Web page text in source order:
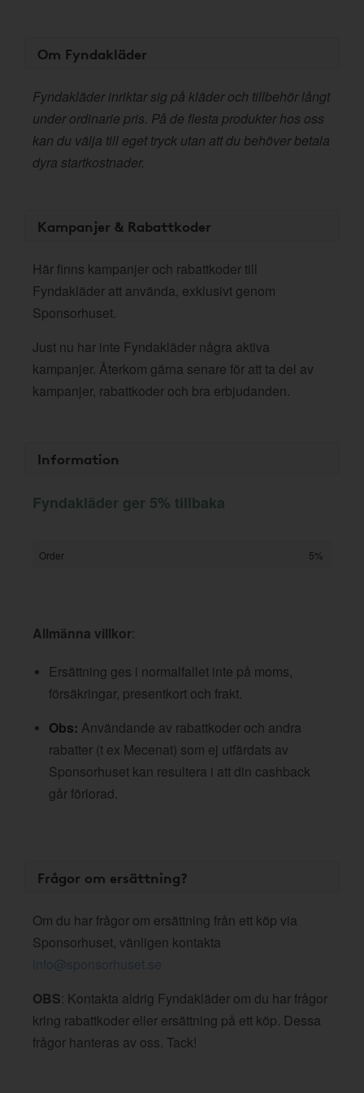
Om Fyndakläder
Fyndakläder inriktar sig på kläder och tillbehör långt
under ordinarie pris. På de flesta produkter hos oss
kan du välja till eget tryck utan att du behöver betala
dyra startkostnader.
Kampanjer & Rabattkoder
Här finns kampanjer och rabattkoder till
Fyndakläder att använda, exklusivt genom
Sponsorhuset.
Just nu har inte Fyndakläder några aktiva
kampanjer. Återkom gärna senare för att ta del av
kampanjer, rabattkoder och bra erbjudanden.
Information
Fyndakläder ger 5% tillbaka
Order 5%
Allmänna villkor:
Ersättning ges i normalfallet inte på moms,
försäkringar, presentkort och frakt.
Obs: Användande av rabattkoder och andra
rabatter (t ex Mecenat) som ej utfärdats av
Sponsorhuset kan resultera i att din cashback
går förlorad.
Frågor om ersättning?
Om du har frågor om ersättning från ett köp via
Sponsorhuset, vänligen kontakta
info@sponsorhuset.se
OBS: Kontakta aldrig Fyndakläder om du har frågor
kring rabattkoder eller ersättning på ett köp. Dessa
frågor hanteras av oss. Tack!